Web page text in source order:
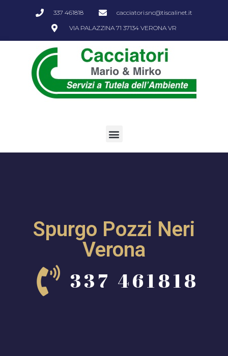
337 461818
cacciatori.snc@tiscalinet.it
VIA PALAZZINA 71 37134 VERONA VR
Spurgo Pozzi Neri
Verona
337 461818